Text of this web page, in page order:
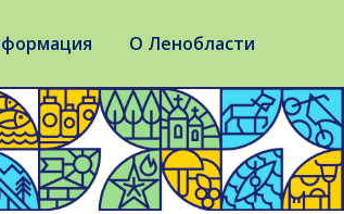
О Ленобласти